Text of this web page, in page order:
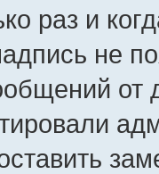
раз и
не
от